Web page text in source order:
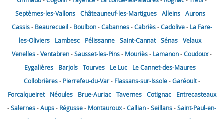
Septèmes-les-Vallons-Châteauneuf-les-Martigues-Alleins-Aurons-
Cassis- Beaurecueil- Boulbon-Cabannes-Cabriès-Cadolive- La Fare-
les-Oliviers- Lambesc- Pélissanne-Saint-Cannat-Sénas-Velaux-
Venelles-Ventabren-Sausset-les-Pins- Mouriès- Lamanon-Coudoux-
Eygalières- Barjols-Tourves- Le Luc- Le Cannet-des-Maures-
Collobrières- Pierrefeu-du-Var- Flassans-sur-Issole-Garéoult-
Forcalqueiret- Néoules- Brue-Auriac-Tavernes-Cotignac- Entrecasteaux
-Salernes-Aups- Régusse- Montauroux-Callian-Seillans-Saint-Paul-en-